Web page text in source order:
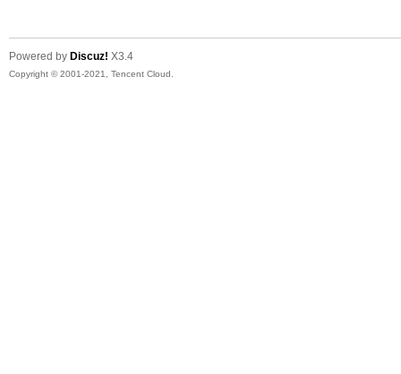
Powered by Discuz! X3.4
Copyright © 2001-2021, Tencent Cloud.